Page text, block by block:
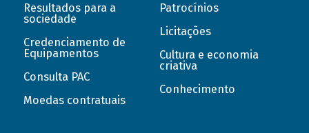
Resultados para a
sociedade
Credenciamento de
Equipamentos
Consulta PAC
Moedas contratuais
Patrocínios
Licitações
Cultura e economia
criativa
Conhecimento